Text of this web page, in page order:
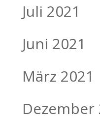
Juli 2021
Juni 2021
März 2021
Dezember